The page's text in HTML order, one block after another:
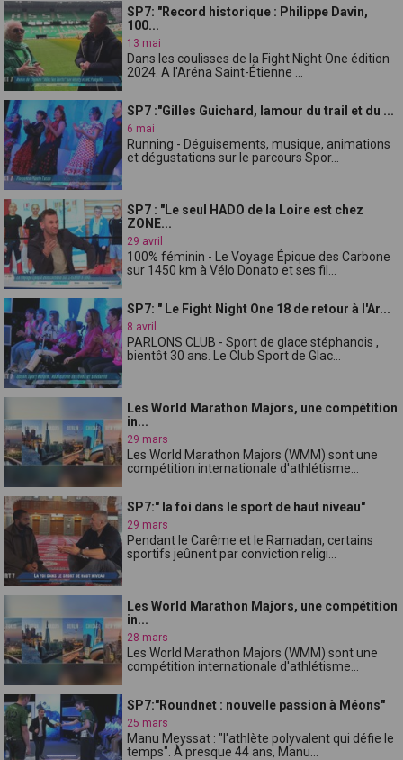
SP7: "Record historique : Philippe Davin,
100...
13 mai
Dans les coulisses de la Fight Night One édition
2024. A l'Aréna Saint-Étienne ...
SP7 :"Gilles Guichard, lamour du trail et du ...
6 mai
Running - Déguisements, musique, animations
et dégustations sur le parcours Spor...
SP7 : "Le seul HADO de la Loire est chez
ZONE...
29 avril
100% féminin - Le Voyage Épique des Carbone
sur 1450 km à Vélo Donato et ses fil...
SP7: " Le Fight Night One 18 de retour à l'Ar...
8 avril
PARLONS CLUB - Sport de glace stéphanois ,
bientôt 30 ans. Le Club Sport de Glac...
Les World Marathon Majors, une compétition
in...
29 mars
Les World Marathon Majors (WMM) sont une
compétition internationale d'athlétisme...
SP7:" la foi dans le sport de haut niveau"
29 mars
Pendant le Carême et le Ramadan, certains
sportifs jeûnent par conviction religi...
Les World Marathon Majors, une compétition
in...
28 mars
Les World Marathon Majors (WMM) sont une
compétition internationale d'athlétisme...
SP7:"Roundnet : nouvelle passion à Méons"
25 mars
Manu Meyssat : "l'athlète polyvalent qui défie le
temps". À presque 44 ans, Manu...